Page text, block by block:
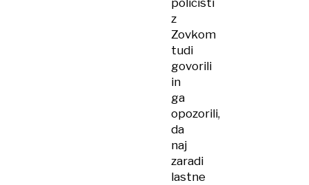
policisti
z
Zovkom
tudi
govorili
in
ga
opozorili,
da
naj
zaradi
lastne